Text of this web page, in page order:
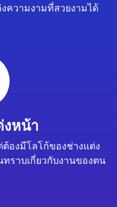
ความงามที่สวยงามได้
งหน้า
องมีโลโก้ของช่างแต่ง
ราบเกี่ยวกับงานของตน